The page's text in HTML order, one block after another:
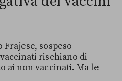
Frajese, sospeso
rischiano di
ai non vaccinati. Ma le